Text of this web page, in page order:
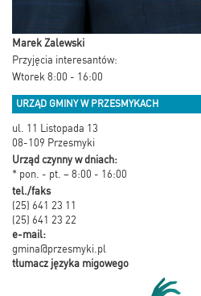
Marek Zalewski
Przyjęcia interesantów:
Wtorek 8:00 - 16:00
URZĄD GMINY W PRZESMYKACH
ul. 11 Listopada 13
08-109 Przesmyki
Urząd czynny w dniach:
* pon. - pt. – 8:00 - 16:00
tel./faks
(25) 641 23 11
(25) 641 23 22
e-mail:
gmina@przesmyki.pl
tłumacz języka migowego